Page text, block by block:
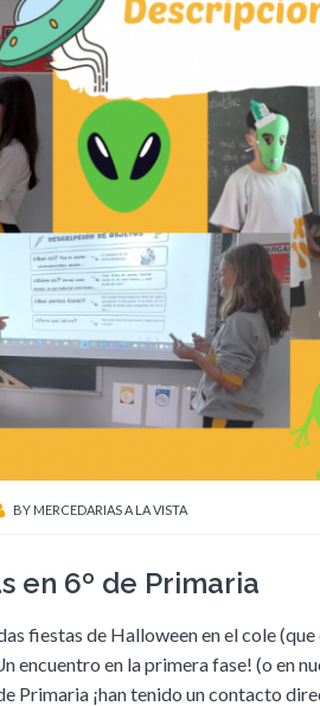
BY MERCEDARIAS A LA VISTA
en 6º de Primaria
fiestas de Halloween en el cole
encuentro en la primera fase! (o en
Primaria ¡han tenido un contacto